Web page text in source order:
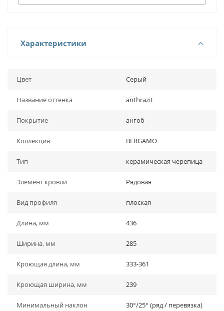
Характеристики
Цвет Серый
Название оттенка anthrazit
Покрытие ангоб
Коллекция BERGAMO
Тип керамическая черепица
Элемент кровли Рядовая
Вид профиля плоская
Длина, мм 436
Ширина, мм 285
Кроющая длина, мм 333-361
Кроющая ширина, мм 239
Минимальный наклон
30°/25° (ряд / перевязка)